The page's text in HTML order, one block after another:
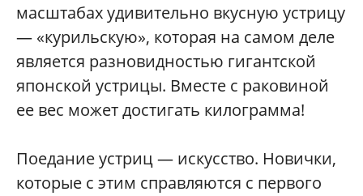
масштабах удивительно вкусную устрицу
— «курильскую», которая на самом деле
является разновидностью гигантской
японской устрицы. Вместе с раковиной
ее вес может достигать килограмма!
Поедание устриц — искусство. Новички,
которые с этим справляются с первого